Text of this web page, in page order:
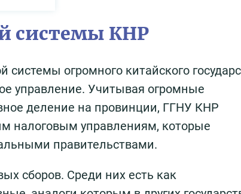
системы КНР
огромного китайского
управление. Учитывая огромные
деление на провинции, ГГНУ КНР
налоговым управлениям, которые
правительствами.
сборов. Среди них есть как